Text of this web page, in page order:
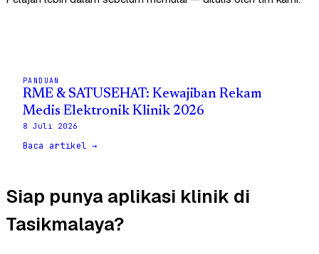
PANDUAN
RME & SATUSEHAT: Kewajiban Rekam
Medis Elektronik Klinik 2026
8 Juli 2026
Baca artikel →
Siap punya aplikasi klinik di
Tasikmalaya?